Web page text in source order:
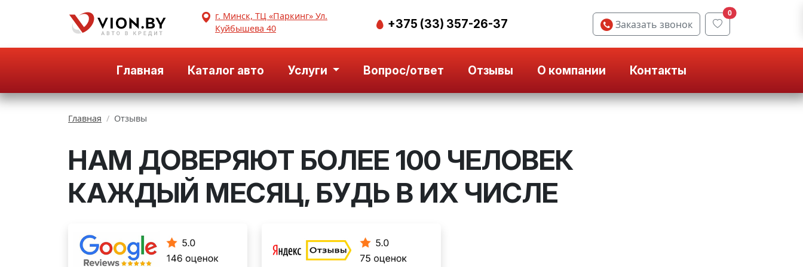
г. Минск, ТЦ «Паркинг» Ул.
Куйбышева 40
+375 (33) 357-26-37 Заказать звонок
0
Главная Каталог авто Услуги Вопрос/ответ Отзывы О компании Контакты
Главная Отзывы
НАМ ДОВЕРЯЮТ БОЛЕЕ 100 ЧЕЛОВЕК
КАЖДЫЙ МЕСЯЦ, БУДЬ В ИХ ЧИСЛЕ